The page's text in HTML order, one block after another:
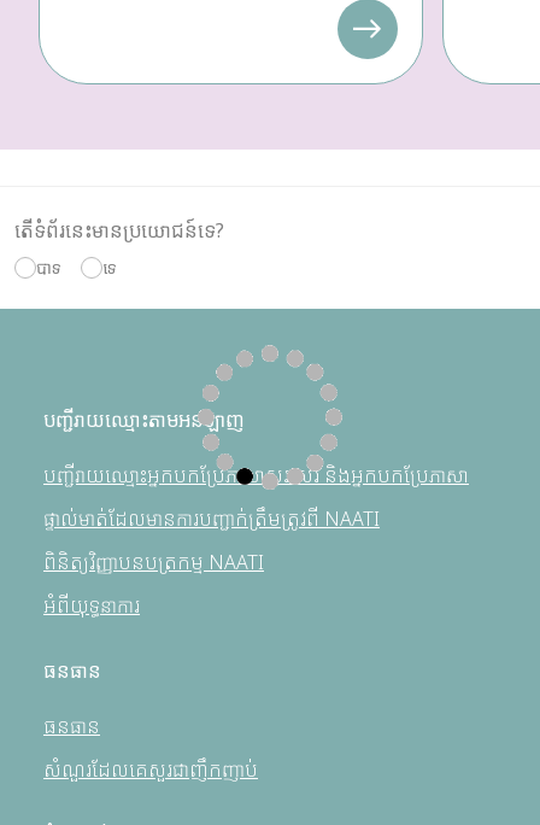
តើទំព័រនេះមានប្រយោជន៍ទេ?
បាទ ទេ
បញ្ជីរាយឈ្មោះតាមអនឡាញ
បញ្ជីរាយឈ្មោះអ្នកបកប្រែភាសាសរសេរ និងអ្នកបកប្រែភាសា
ផ្ទាល់មាត់ដែលមានការបញ្ជាក់ត្រឹមត្រូវពី NAATI
ពិនិត្យវិញ្ញាបនបត្រកម្ម NAATI
អំពីយុទ្ធនាការ
ធនធាន
ធនធាន
សំណួរដែលគេសួរជាញឹកញាប់